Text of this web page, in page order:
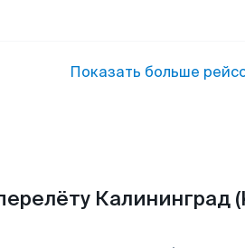
Показать больше
Калининград